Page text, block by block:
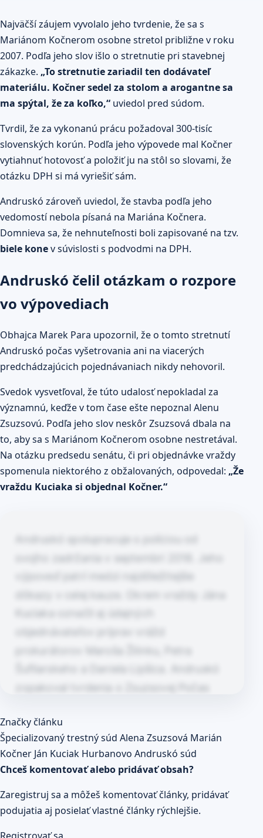
Najväčší záujem vyvolalo jeho tvrdenie, že sa s
Mariánom Kočnerom osobne stretol približne v roku
2007. Podľa jeho slov išlo o stretnutie pri stavebnej
zákazke. „To stretnutie zariadil ten dodávateľ
materiálu. Kočner sedel za stolom a arogantne sa
ma spýtal, že za koľko,“ uviedol pred súdom.
Tvrdil, že za vykonanú prácu požadoval 300-tisíc
slovenských korún. Podľa jeho výpovede mal Kočner
vytiahnuť hotovosť a položiť ju na stôl so slovami, že
otázku DPH si má vyriešiť sám.
Andruskó zároveň uviedol, že stavba podľa jeho
vedomostí nebola písaná na Mariána Kočnera.
Domnieva sa, že nehnuteľnosti boli zapisované na tzv.
biele konev súvislosti s podvodmi na DPH.
Andruskó čelil otázkam o rozpore
vo výpovediach
Obhajca Marek Para upozornil, že o tomto stretnutí
Andruskó počas vyšetrovania ani na viacerých
predchádzajúcich pojednávaniach nikdy nehovoril.
Svedok vysvetľoval, že túto udalosť nepokladal za
významnú, keďže v tom čase ešte nepoznal Alenu
Zsuzsovú. Podľa jeho slov neskôr Zsuzsová dbala na
to, aby sa s Mariánom Kočnerom osobne nestretával.
Na otázku predsedu senátu, či pri objednávke vraždy
spomenula niektorého z obžalovaných, odpovedal: „Že
vraždu Kuciaka si objednal Kočner.“
svojho zadržania v septembri 2018. Jeho
vražde bývalého primátora Hurbanova
Lászlóa…
Článok pokračuje po kliknutí
Prečítaj celý článok
Značky článku
Špecializovaný trestný súd Alena Zsuzsová Marián
Kočner Ján Kuciak Hurbanovo Andruskó súd
Chceš komentovať alebo pridávať obsah?
Zaregistruj sa a môžeš komentovať články, pridávať
podujatia aj posielať vlastné články rýchlejšie.